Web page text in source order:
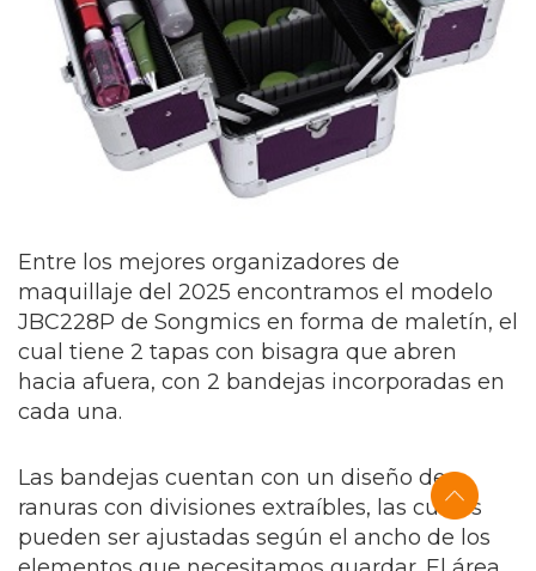
Entre los mejores organizadores de
maquillaje del 2025 encontramos el modelo
JBC228P de Songmics en forma de maletín, el
cual tiene 2 tapas con bisagra que abren
hacia afuera, con 2 bandejas incorporadas en
cada una.
Las bandejas cuentan con un diseño de
ranuras con divisiones extraíbles, las cuales
pueden ser ajustadas según el ancho de los